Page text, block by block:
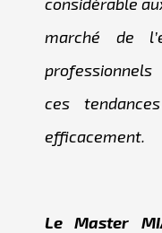
marché de
ces
efficacement.
Le Master